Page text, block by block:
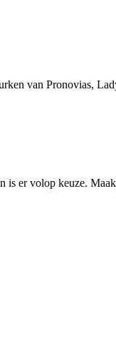
van Pronovias,
er volop keuze.